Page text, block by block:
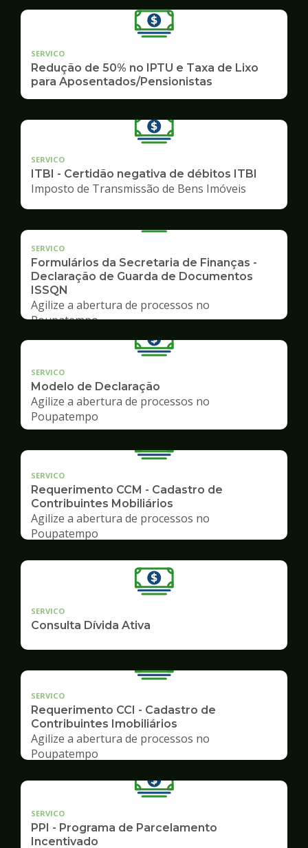
SERVICO
Redução de 50% no IPTU e Taxa de Lixo
para Aposentados/Pensionistas
SERVICO
ITBI - Certidão negativa de débitos ITBI
Imposto de Transmissão de Bens Imóveis
SERVICO
Formulários da Secretaria de Finanças -
Declaração de Guarda de Documentos
ISSQN
Agilize a abertura de processos no
Poupatempo
SERVICO
Modelo de Declaração
Agilize a abertura de processos no
Poupatempo
SERVICO
Requerimento CCM - Cadastro de
Contribuintes Mobiliários
Agilize a abertura de processos no
Poupatempo
SERVICO
Consulta Dívida Ativa
SERVICO
Requerimento CCI - Cadastro de
Contribuintes Imobiliários
Agilize a abertura de processos no
Poupatempo
SERVICO
PPI - Programa de Parcelamento
Incentivado